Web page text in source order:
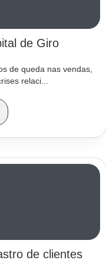
de Giro
de queda nas vendas,
relaci...
de clientes